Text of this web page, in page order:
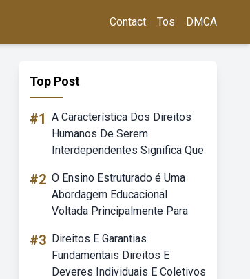
Contact Tos DMCA
Top Post
#1 A Característica Dos Direitos
Humanos De Serem
Interdependentes Significa Que
#2 O Ensino Estruturado é Uma
Abordagem Educacional
Voltada Principalmente Para
#3 Direitos E Garantias
Fundamentais Direitos E
Deveres Individuais E Coletivos